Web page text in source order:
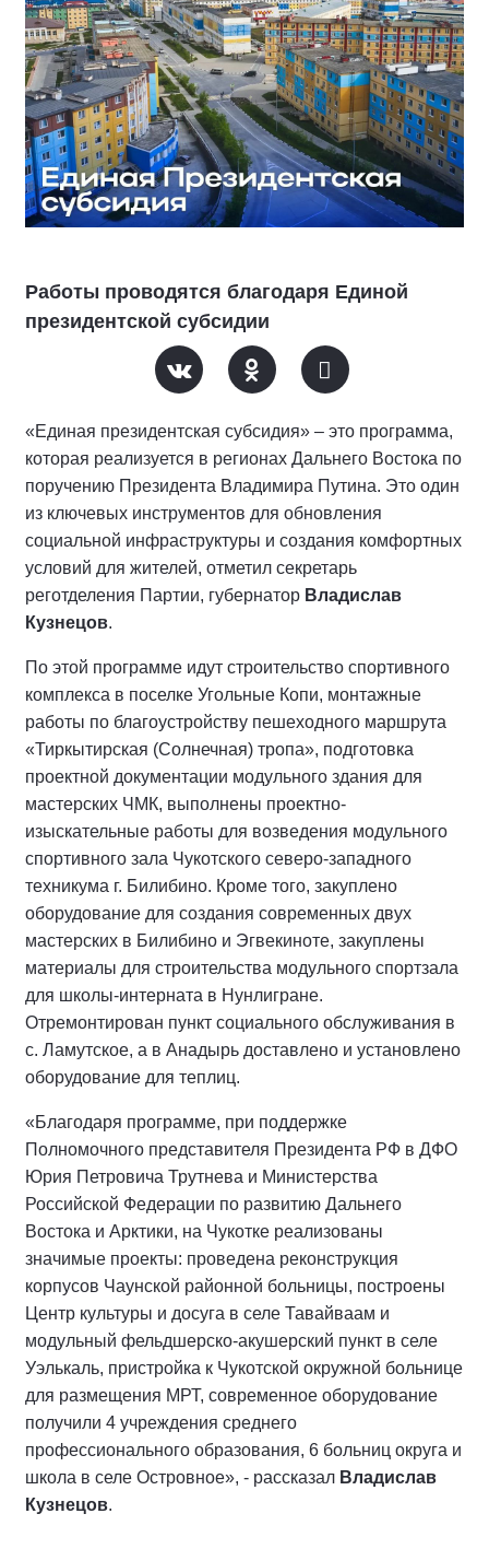
Работы проводятся благодаря Единой
президентской субсидии
«Единая президентская субсидия» – это программа,
которая реализуется в регионах Дальнего Востока по
поручению Президента Владимира Путина. Это один
из ключевых инструментов для обновления
социальной инфраструктуры и создания комфортных
условий для жителей, отметил секретарь
реготделения Партии, губернатор Владислав
Кузнецов.
По этой программе идут строительство спортивного
комплекса в поселке Угольные Копи, монтажные
работы по благоустройству пешеходного маршрута
«Тиркытирская (Солнечная) тропа», подготовка
проектной документации модульного здания для
мастерских ЧМК, выполнены проектно-
изыскательные работы для возведения модульного
спортивного зала Чукотского северо-западного
техникума г. Билибино. Кроме того, закуплено
оборудование для создания современных двух
мастерских в Билибино и Эгвекиноте, закуплены
материалы для строительства модульного спортзала
для школы-интерната в Нунлигране.
Отремонтирован пункт социального обслуживания в
с. Ламутское, а в Анадырь доставлено и установлено
оборудование для теплиц.
«Благодаря программе, при поддержке
Полномочного представителя Президента РФ в ДФО
Юрия Петровича Трутнева и Министерства
Российской Федерации по развитию Дальнего
Востока и Арктики, на Чукотке реализованы
значимые проекты: проведена реконструкция
корпусов Чаунской районной больницы, построены
Центр культуры и досуга в селе Тавайваам и
модульный фельдшерско-акушерский пункт в селе
Уэлькаль, пристройка к Чукотской окружной больнице
для размещения МРТ, современное оборудование
получили 4 учреждения среднего
профессионального образования, 6 больниц округа и
школа в селе Островное», - рассказал Владислав
Кузнецов.